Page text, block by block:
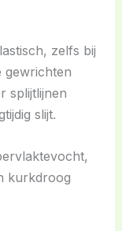
zelfs bij
gewrichten
splijtlijnen
slijt.
kurkdroog